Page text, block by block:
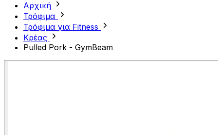
Αρχική
Τρόφιμα
Τρόφιμα για Fitness
Κρέας
Pulled Pork - GymBeam